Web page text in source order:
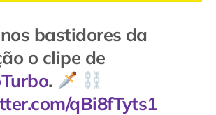
bastidores da
o clipe de
.
qBi8fTyts1